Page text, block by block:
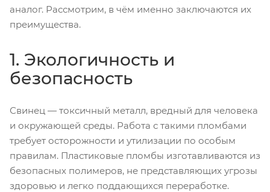
аналог. Рассмотрим, в чём именно заключаются их
преимущества.
1. Экологичность и
безопасность
Свинец — токсичный металл, вредный для человека
и окружающей среды. Работа с такими пломбами
требует осторожности и утилизации по особым
правилам. Пластиковые пломбы изготавливаются из
безопасных полимеров, не представляющих угрозы
здоровью и легко поддающихся переработке.